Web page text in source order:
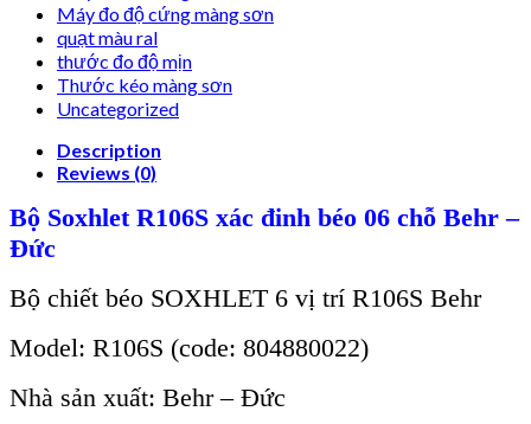
Máy đo độ cứng màng sơn
quạt màu ral
thước đo độ mịn
Thước kéo màng sơn
Uncategorized
Description
Reviews (0)
Bộ Soxhlet R106S xác đinh béo 06 chỗ Behr –
Đức
Bộ chiết béo SOXHLET 6 vị trí R106S Behr
Model: R106S (code: 804880022)
Nhà sản xuất: Behr – Đức